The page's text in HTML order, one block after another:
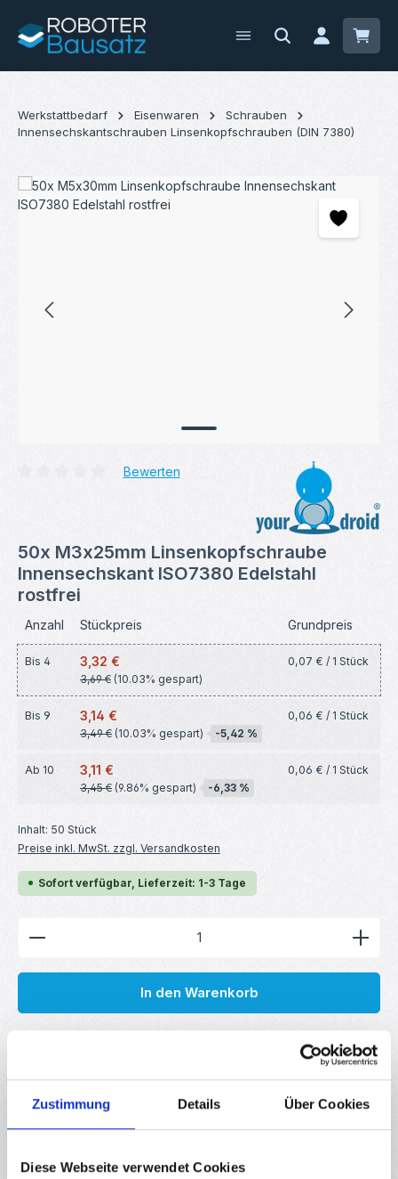
Zustimmung Details Über Cookies
Diese Webseite verwendet Cookies
Zum Hauptinhalt springen
Werkstattbedarf Eisenwaren
Schrauben
Innensechskantschrauben Linsenkopfschrauben (DIN 7380)
Bildergalerie überspringen
Durchschnittliche Bewertung von 0 von 5 Sternen
Bewerten
50x M3x25mm Linsenkopfschraube
Innensechskant ISO7380 Edelstahl
rostfrei
Anzahl Stückpreis Grundpreis
Bis 4 3,32 €
3,69 € (10.03% gespart)
0,07 € / 1 Stück
Bis 9 3,14 €
3,49 € (10.03% gespart) -5,42 %
0,06 € / 1 Stück
Ab 10 3,11 €
3,45 € (9.86% gespart) -6,33 %
0,06 € / 1 Stück
Inhalt: 50 Stück
Preise inkl. MwSt. zzgl. Versandkosten
Sofort verfügbar, Lieferzeit: 1-3 Tage
Produkt Anzahl: Gib den gewünschten Wert ein
In den Warenkorb
Hersteller:
your droid